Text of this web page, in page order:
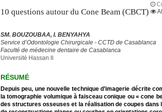
10 questions autour du Cone Beam (CBCT)
SM. BOUZOUBAA, I. BENYAHYA
Service d’Odontologie Chirurgicale - CCTD de Casablanca
Faculté de médecine dentaire de Casablanca
Université Hassan II
RÉSUMÉ
Depuis peu, une nouvelle technique d’imagerie décrite
la tomographie volumique à faisceau conique ou « cone
des structures osseuses et la réalisation de coupes